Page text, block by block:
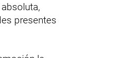
presentes